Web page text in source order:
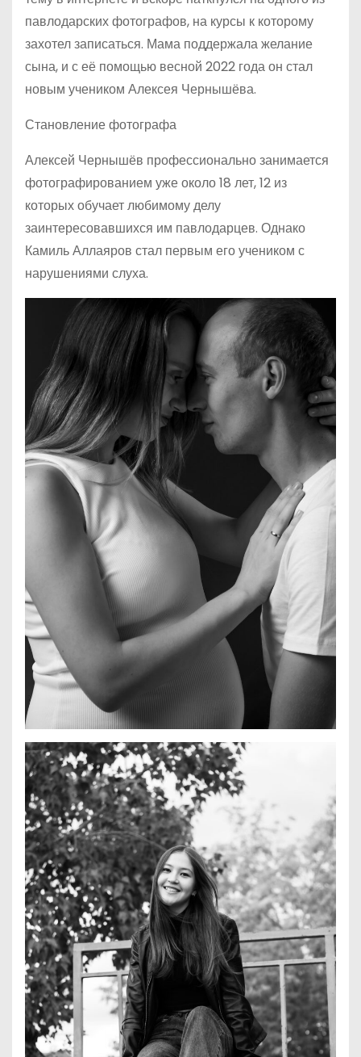
павлодарских фотографов, на курсы к которому
захотел записаться. Мама поддержала желание
сына, и с её помощью весной 2022 года он стал
новым учеником Алексея Чернышёва.
Становление фотографа
Алексей Чернышёв профессионально занимается
фотографированием уже около 18 лет, 12 из
которых обучает любимому делу
заинтересовавшихся им павлодарцев. Однако
Камиль Аллаяров стал первым его учеником с
нарушениями слуха.